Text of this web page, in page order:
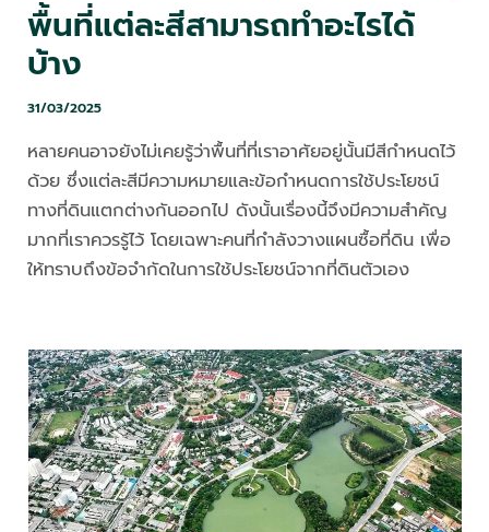
พื้นที่แต่ละสีสามารถทำอะไรได้
บ้าง
31/03/2025
หลายคนอาจยังไม่เคยรู้ว่าพื้นที่ที่เราอาศัยอยู่นั้นมีสีกำหนดไว้
ด้วย ซึ่งแต่ละสีมีความหมายและข้อกำหนดการใช้ประโยชน์
ทางที่ดินแตกต่างกันออกไป ดังนั้นเรื่องนี้จึงมีความสำคัญ
มากที่เราควรรู้ไว้ โดยเฉพาะคนที่กำลังวางแผนซื้อที่ดิน เพื่อ
ให้ทราบถึงข้อจำกัดในการใช้ประโยชน์จากที่ดินตัวเอง